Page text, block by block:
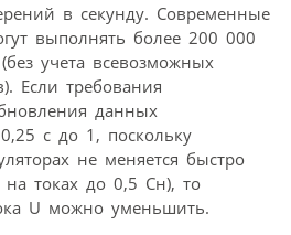
в секунду. Современные
выполнять более 200 000
учета всевозможных
Если требования
данных
с до 1, поскольку
не меняется быстро
токах до 0,5 Сн), то
U можно уменьшить.